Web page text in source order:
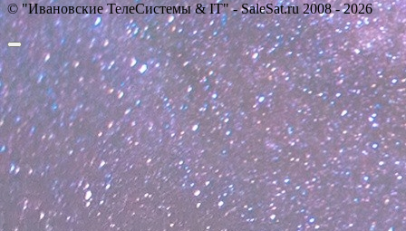
© "Ивановские ТелеСистемы & IT" - SaleSat.ru 2008 - 2026
Прокрутить
вверх